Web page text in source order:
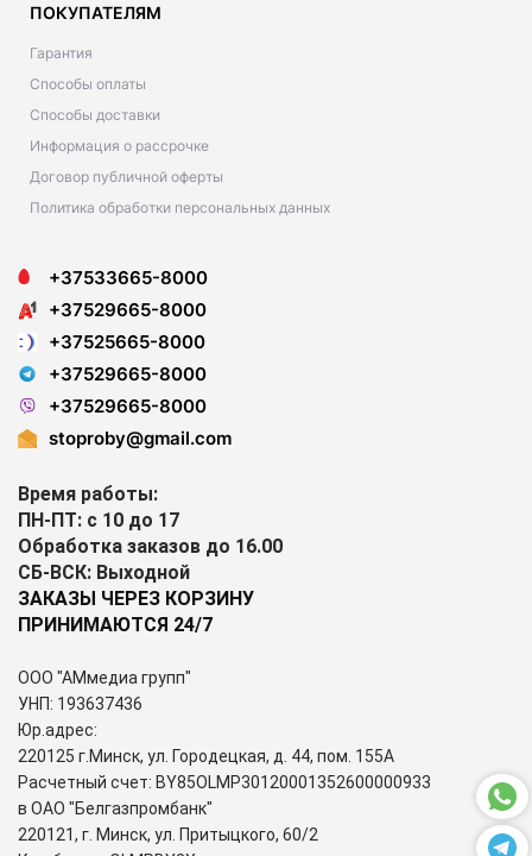
ПОКУПАТЕЛЯМ
Гарантия
Способы оплаты
Способы доставки
Информация о рассрочке
Договор публичной оферты
Политика обработки персональных данных
+37533665-8000
+37529665-8000
+37525665-8000
+37529665-8000
+37529665-8000
stoproby@gmail.com
Время работы:
ПН-ПТ: с 10 до 17
Обработка заказов до 16.00
СБ-ВСК: Выходной
ЗАКАЗЫ ЧЕРЕЗ КОРЗИНУ
ПРИНИМАЮТСЯ 24/7
ООО "АМмедиа групп"
УНП: 193637436
Юр.адрес:
220125 г.Минск, ул. Городецкая, д. 44, пом. 155А
Расчетный счет: BY85OLMP30120001352600000933
в ОАО "Белгазпромбанк"
220121, г. Минск, ул. Притыцкого, 60/2